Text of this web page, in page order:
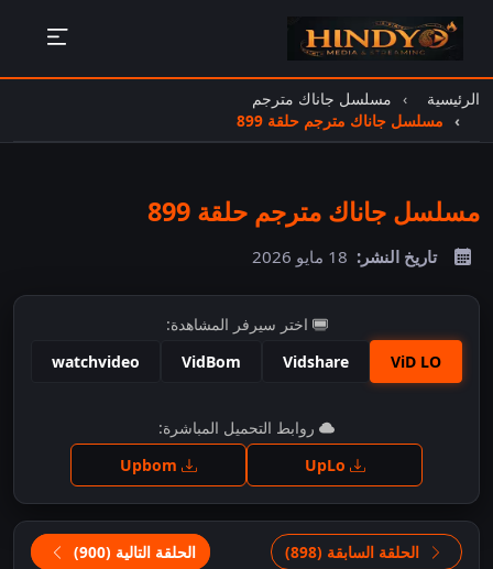
الرئيسية
مسلسل جاناك مترجم
مسلسل جاناك مترجم حلقة 899
مسلسل جاناك مترجم حلقة 899
تاريخ النشر: 18 مايو 2026
اختر سيرفر المشاهدة:
ViD LO
Vidshare
VidBom
watchvideo
اضغط للمشاهدة
روابط التحميل المباشرة:
الحلقة السابقة (898) الحلقة التالية (900)